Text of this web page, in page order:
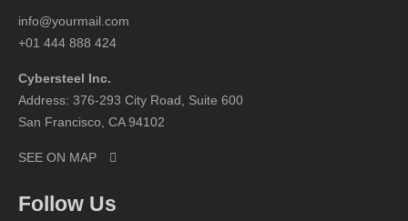
info@yourmail.com
+01 444 888 424
Cybersteel Inc.
Address: 376-293 City Road, Suite 600
San Francisco, CA 94102
SEE ON MAP
Follow Us